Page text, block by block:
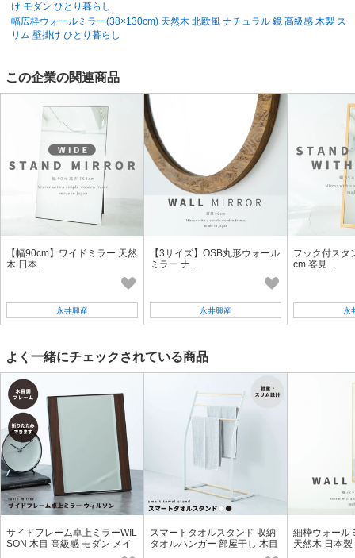
け モダン ひとり暮らし
幅広枠ウォールミラー(38×130cm) 天然木 北欧風 ナチュラル 鏡 高級感 木製 ス
リム 壁掛け ひとり暮らし
この企業の関連商品
【幅90cm】ワイドミラー 天然
木 日本...
永井興産
【3サイズ】OSB丸形ウォール
ミラー ナ...
永井興産
フック付スタ
cm 姿見...
永
よく一緒にチェックされている商品
サイドフレーム卓上ミラーWIL
SON 木目 高級感 モダン メイ
ク メンズ モダン 完成品 ひと
スマートタオルスタンド 収納
タオルハンガー 部屋干し 木目
室内 スリム 軽量 北欧風 モダ
細枠ウォール
天然木 日本